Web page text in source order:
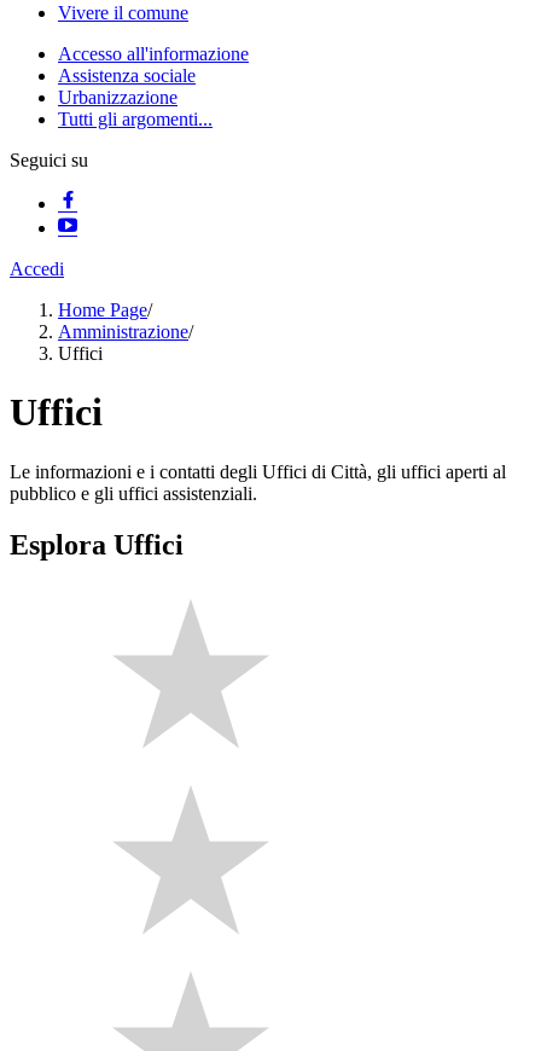
Vivere il comune
Accesso all'informazione
Assistenza sociale
Urbanizzazione
Tutti gli argomenti...
Seguici su
Accedi
Home Page/
Amministrazione/
Uffici
Uffici
Le informazioni e i contatti degli Uffici di Città, gli uffici aperti al
pubblico e gli uffici assistenziali.
Esplora Uffici